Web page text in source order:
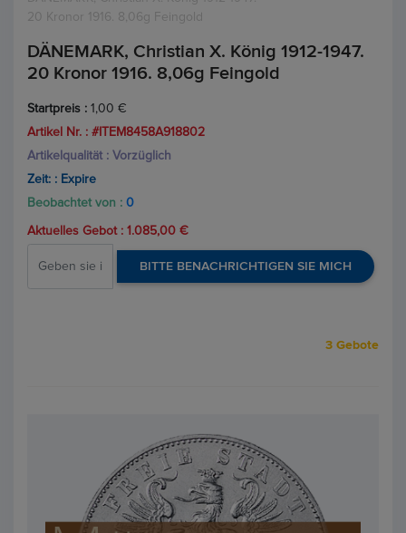
20 Kronor 1916. 8,06g Feingold
DÄNEMARK, Christian X. König 1912-1947.
20 Kronor 1916. 8,06g Feingold
Startpreis : 1,00 €
Artikel Nr. : #ITEM8458A918802
Artikelqualität : Vorzüglich
Zeit: : Expire
Beobachtet von : 0
Aktuelles Gebot : 1.085,00 €
BITTE BENACHRICHTIGEN SIE MICH
3 Gebote